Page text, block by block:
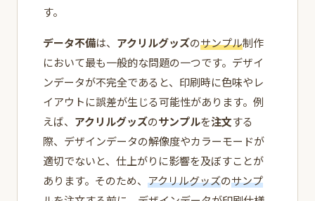
す。
データ不備は、 アクリルグッズのサンプル制作
において最も一般的な問題の一つです。デザイ
ンデータが不完全であると、印刷時に色味やレ
イアウトに誤差が生じる可能性があります。例
えば、 アクリルグッズのサンプルを注文する
際、デザインデータの解像度やカラーモードが
適切でないと、仕上がりに影響を及ぼすことが
あります。そのため、 アクリルグッズのサンプ